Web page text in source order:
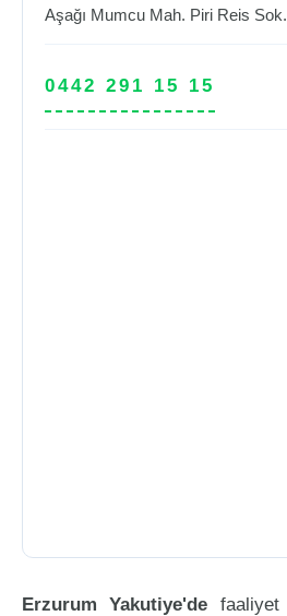
Aşağı Mumcu Mah. Piri Reis
0442 291 15 15
Erzurum Yakutiye'de faaliyet